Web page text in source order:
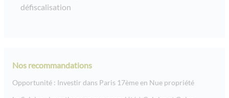
défiscalisation
Nos recommandations
Opportunité : Investir dans Paris 17ème en Nue propriété